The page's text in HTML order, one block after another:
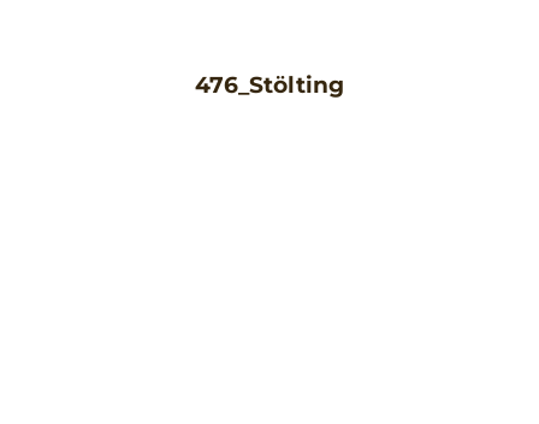
476_Stölting